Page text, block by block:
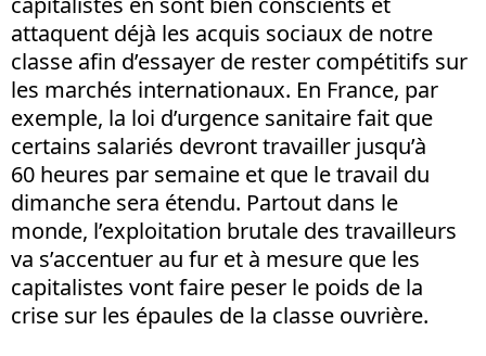
attaquent déjà les acquis sociaux de notre
classe afin d’essayer de rester compétitifs sur
les marchés internationaux. En France, par
exemple, la loi d’urgence sanitaire fait que
certains salariés devront travailler jusqu’à
60 heures par semaine et que le travail du
dimanche sera étendu. Partout dans le
monde, l’exploitation brutale des travailleurs
va s’accentuer au fur et à mesure que les
capitalistes vont faire peser le poids de la
crise sur les épaules de la classe ouvrière.